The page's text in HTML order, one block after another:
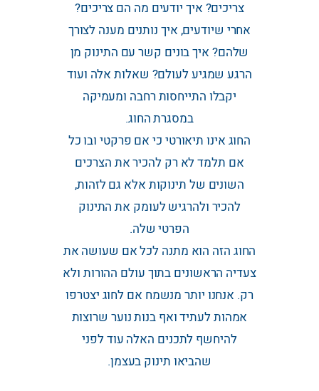
צריכים? איך יודעים מה הם צריכים?
אחרי שיודעים, איך נותנים מענה לצורך
שלהם? איך בונים קשר עם התינוק מן
הרגע שמגיע לעולם? שאלות אלה ועוד
יקבלו התייחסות רחבה ומעמיקה
במסגרת החוג.
החוג אינו תיאורטי כי אם פרקטי ובו כל
אם תלמד לא רק להכיר את הצרכים
השונים של תינוקות אלא גם לזהות,
להכיר ולהרגיש לעומק את התינוק
הפרטי שלה.
החוג הזה הוא מתנה לכל אם שעושה את
צעדיה הראשונים בתוך עולם ההורות ולא
רק. אנחנו יותר מנשמח אם לחוג יצטרפו
אמהות לעתיד ואף בנות נוער שרוצות
להיחשף לתכנים האלה עוד לפני
שהביאו תינוק בעצמן.